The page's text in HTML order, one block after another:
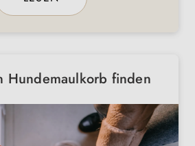
Hundemaulkorb finden